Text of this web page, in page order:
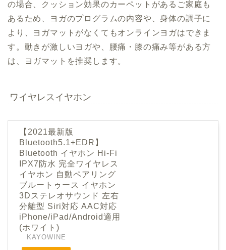
の場合、クッション効果のカーペットがあるご家庭も
あるため、ヨガのプログラムの内容や、身体の調子に
より、ヨガマットがなくてもオンラインヨガはできま
す。動きが激しいヨガや、腰痛・膝の痛み等がある方
は、ヨガマットを推奨します。
ワイヤレスイヤホン
【2021最新版
Bluetooth5.1+EDR】
Bluetooth イヤホン Hi-Fi
IPX7防水 完全ワイヤレス
イヤホン 自動ペアリング
ブルートゥース イヤホン
3Dステレオサウンド 左右
分離型 Siri対応 AAC対応
iPhone/iPad/Android適用
(ホワイト)
KAYOWINE